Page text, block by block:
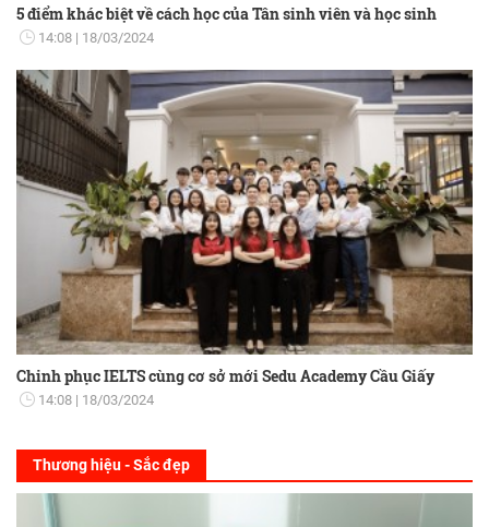
5 điểm khác biệt về cách học của Tân sinh viên và học sinh
14:08 18/03/2024
Chinh phục IELTS cùng cơ sở mới Sedu Academy Cầu Giấy
14:08 18/03/2024
Thương hiệu - Sắc đẹp